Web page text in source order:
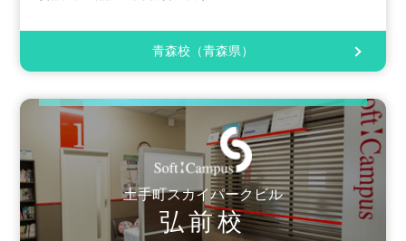
青森校（青森県）
土手町スカイパークビル
弘前校